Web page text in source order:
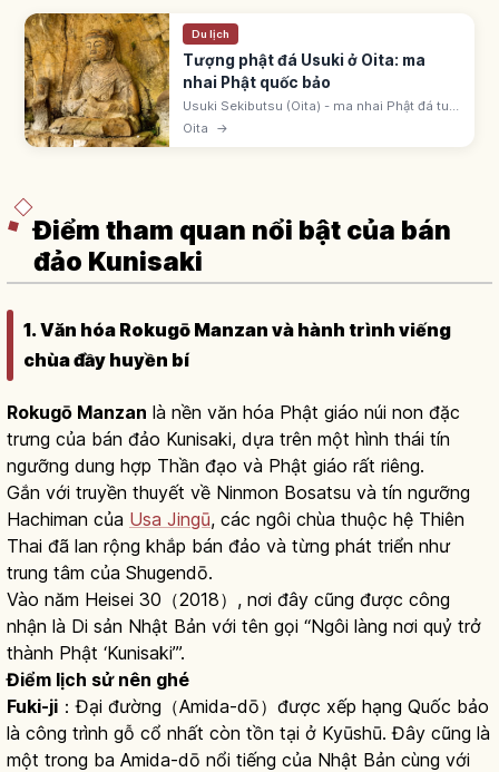
Du lịch
Tượng phật đá Usuki ở Oita: ma
nhai Phật quốc bảo
Usuki Sekibutsu (Oita) - ma nhai Phật đá tuf,
Quốc bảo, cuối Heian-Kamakura. Furuzono
Oita →
Điểm tham quan nổi bật của bán
đảo Kunisaki
1. Văn hóa Rokugō Manzan và hành trình viếng
chùa đầy huyền bí
Rokugō Manzan là nền văn hóa Phật giáo núi non đặc
trưng của bán đảo Kunisaki, dựa trên một hình thái tín
ngưỡng dung hợp Thần đạo và Phật giáo rất riêng.
Gắn với truyền thuyết về Ninmon Bosatsu và tín ngưỡng
Hachiman của Usa Jingū, các ngôi chùa thuộc hệ Thiên
Thai đã lan rộng khắp bán đảo và từng phát triển như
trung tâm của Shugendō.
Vào năm Heisei 30（2018）, nơi đây cũng được công
nhận là Di sản Nhật Bản với tên gọi “Ngôi làng nơi quỷ trở
thành Phật ‘Kunisaki’”.
Điểm lịch sử nên ghé
Fuki-ji ：Đại đường（Amida-dō）được xếp hạng Quốc bảo
là công trình gỗ cổ nhất còn tồn tại ở Kyūshū. Đây cũng là
một trong ba Amida-dō nổi tiếng của Nhật Bản cùng với